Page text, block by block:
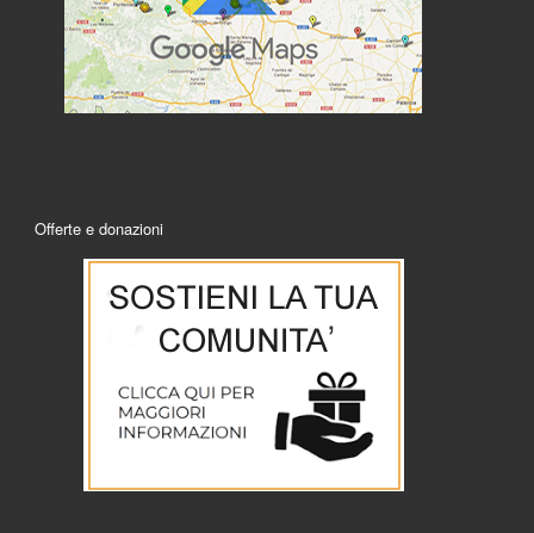
Offerte e donazioni